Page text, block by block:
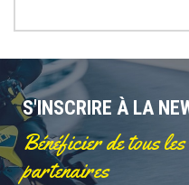
S'INSCRIRE À LA
Bénéficier de tous les
partenaires